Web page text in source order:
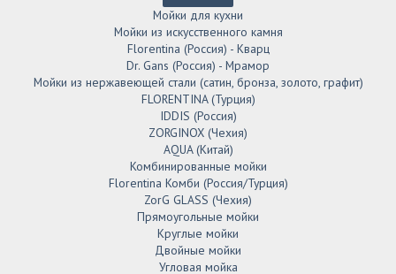
Мойки для кухни
Мойки из искусственного камня
Florentina (Россия) - Кварц
Dr. Gans (Россия) - Мрамор
Мойки из нержавеющей стали (сатин, бронза, золото, графит)
FLORENTINA (Турция)
IDDIS (Россия)
ZORGINOX (Чехия)
AQUA (Китай)
Комбинированные мойки
Florentina Комби (Россия/Турция)
ZorG GLASS (Чехия)
Прямоугольные мойки
Круглые мойки
Двойные мойки
Угловая мойка